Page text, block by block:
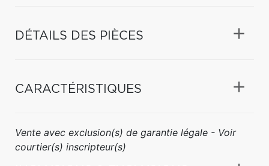
DÉTAILS DES PIÈCES
CARACTÉRISTIQUES
Vente avec exclusion(s) de garantie légale - Voir
courtier(s) inscripteur(s)